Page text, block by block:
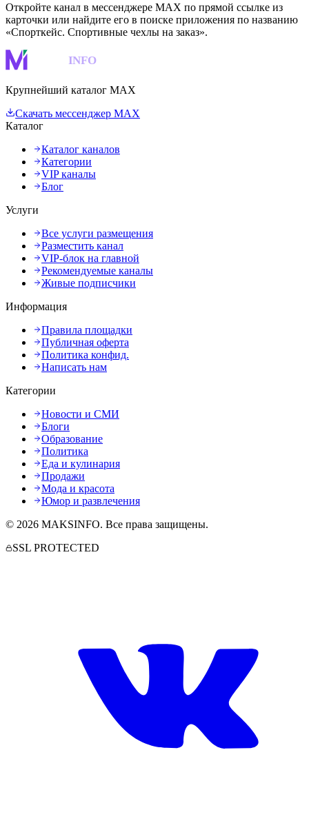
Откройте канал в мессенджере MAX по прямой ссылке из
карточки или найдите его в поиске приложения по названию
«Спорткейс. Спортивные чехлы на заказ».
INFO
Крупнейший каталог MAX
Скачать мессенджер MAX
Каталог
Каталог каналов
Категории
VIP каналы
Блог
Услуги
Все услуги размещения
Разместить канал
VIP-блок на главной
Рекомендуемые каналы
Живые подписчики
Информация
Правила площадки
Публичная оферта
Политика конфид.
Написать нам
Категории
Новости и СМИ
Блоги
Образование
Политика
Еда и кулинария
Продажи
Мода и красота
Юмор и развлечения
© 2026 MAKSINFO. Все права защищены.
SSL PROTECTED